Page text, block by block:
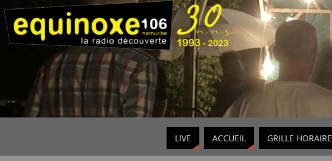
LIVE ACCUEIL GRILLE HORAIRE